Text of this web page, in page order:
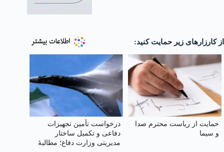
از کارزارهای زیر حمایت کنید:
حمایت از ریاست محترم صدا
و سیما
درخواست تأمین تجهیزات
دفاعی و تکمیل ساختار
مدیریتی وزارت دفاع؛ مطالبهٔ